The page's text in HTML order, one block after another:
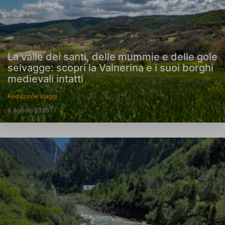
La valle dei santi, delle mummie e delle gole
selvagge: scopri la Valnerina e i suoi borghi
medievali intatti
Redazione Viaggi
6 Agosto 2026